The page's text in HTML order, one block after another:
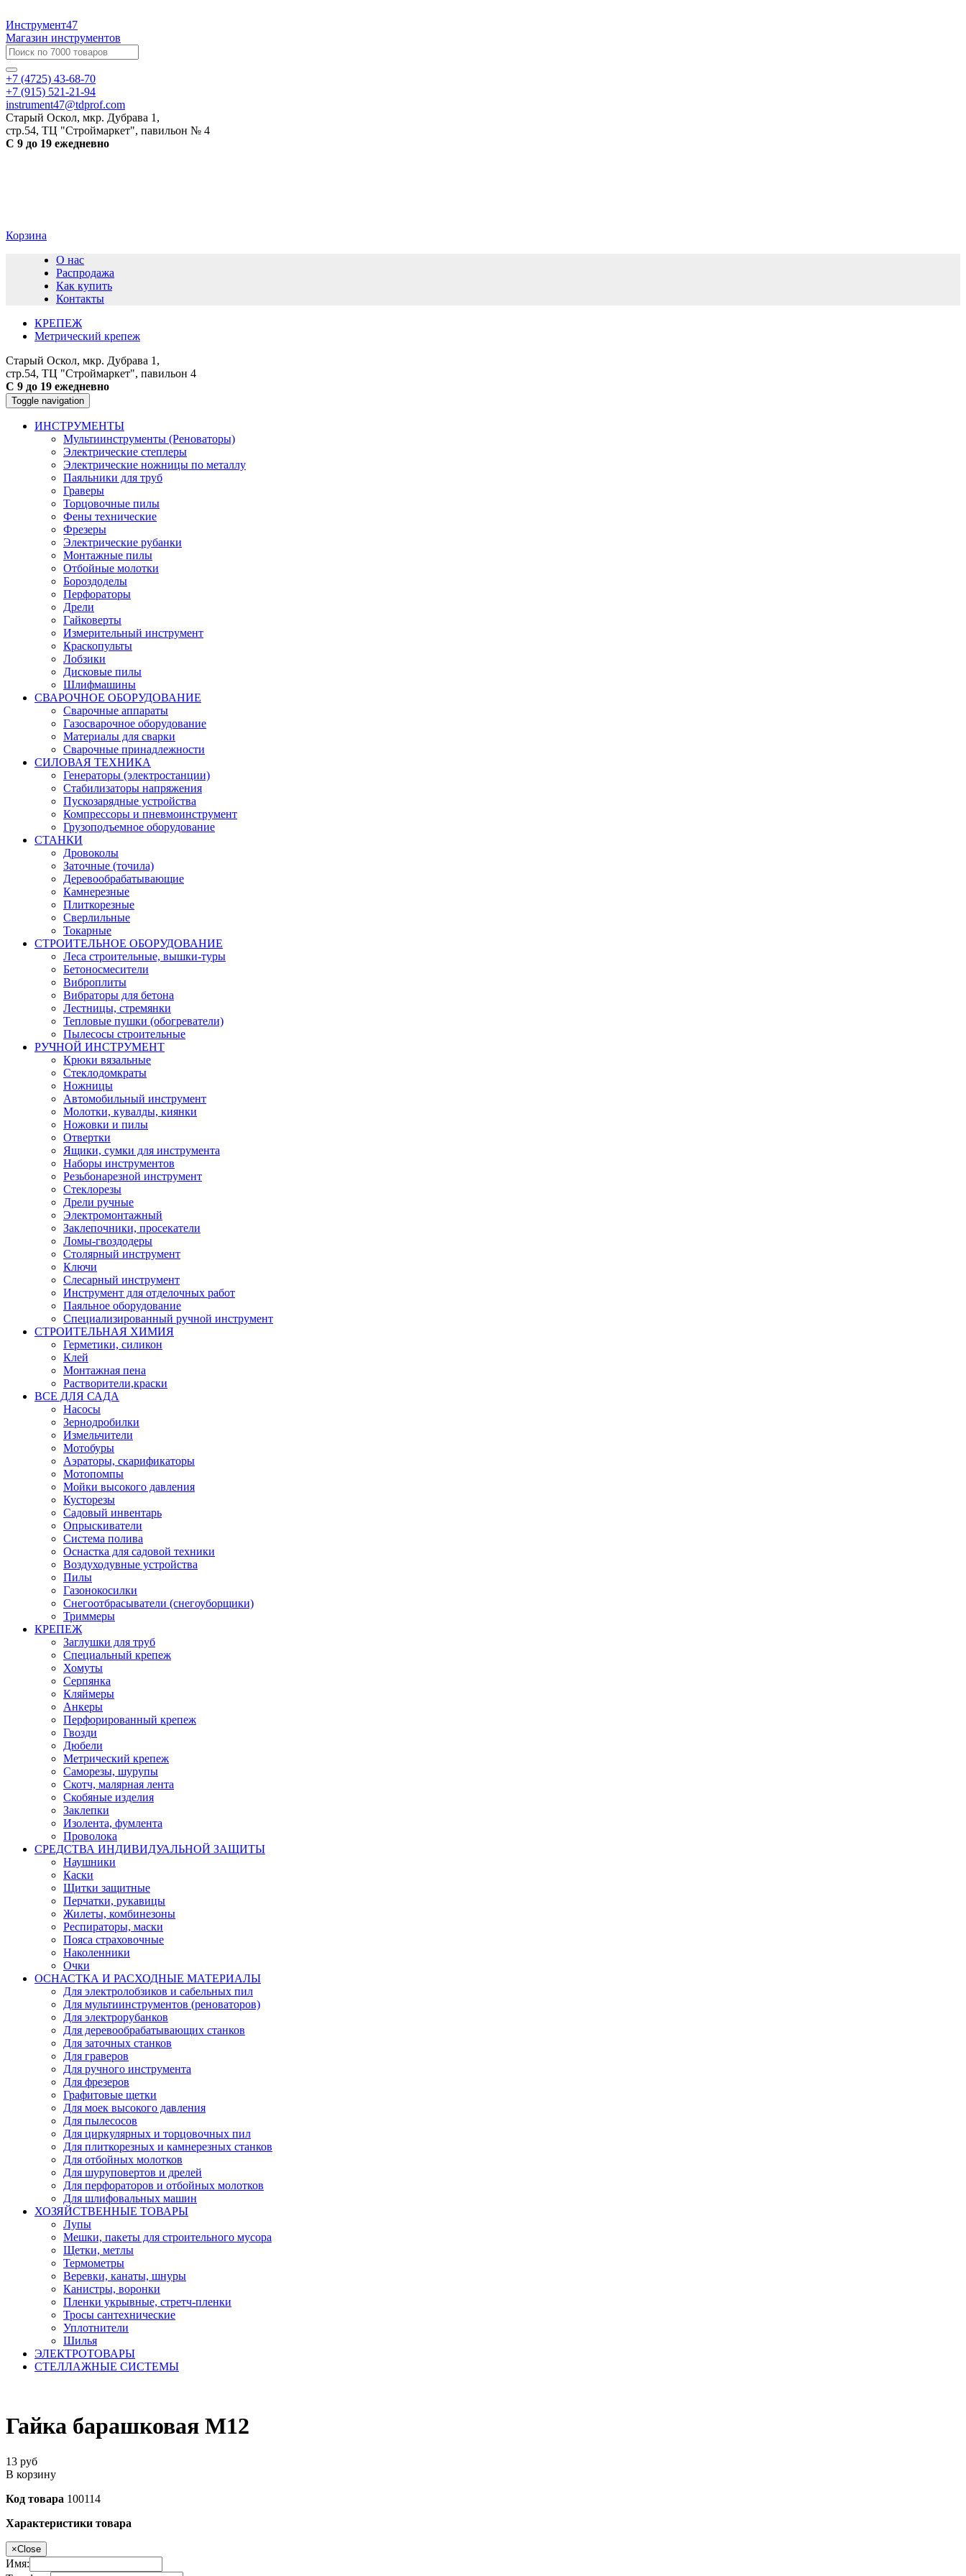
Инструмент47
Магазин инструментов
+7 (4725) 43-68-70
+7 (915) 521-21-94
instrument47@tdprof.com
Старый Оскол, мкр. Дубрава 1,
стр.54, ТЦ "Строймаркет", павильон № 4
С 9 до 19 ежедневно
Корзина
О нас
Распродажа
Как купить
Контакты
КРЕПЕЖ
Метрический крепеж
Старый Оскол, мкр. Дубрава 1,
стр.54, ТЦ "Строймаркет", павильон 4
С 9 до 19 ежедневно
Toggle navigation
ИНСТРУМЕНТЫ
Мультиинструменты (Реноваторы)
Электрические степлеры
Электрические ножницы по металлу
Паяльники для труб
Граверы
Торцовочные пилы
Фены технические
Фрезеры
Электрические рубанки
Монтажные пилы
Отбойные молотки
Бороздоделы
Перфораторы
Дрели
Гайковерты
Измерительный инструмент
Краскопульты
Лобзики
Дисковые пилы
Шлифмашины
СВАРОЧНОЕ ОБОРУДОВАНИЕ
Сварочные аппараты
Газосварочное оборудование
Материалы для сварки
Сварочные принадлежности
СИЛОВАЯ ТЕХНИКА
Генераторы (электростанции)
Стабилизаторы напряжения
Пускозарядные устройства
Компрессоры и пневмоинструмент
Грузоподъемное оборудование
СТАНКИ
Дровоколы
Заточные (точила)
Деревообрабатывающие
Камнерезные
Плиткорезные
Сверлильные
Токарные
СТРОИТЕЛЬНОЕ ОБОРУДОВАНИЕ
Леса строительные, вышки-туры
Бетоносмесители
Виброплиты
Вибраторы для бетона
Лестницы, стремянки
Тепловые пушки (обогреватели)
Пылесосы строительные
РУЧНОЙ ИНСТРУМЕНТ
Крюки вязальные
Стеклодомкраты
Ножницы
Автомобильный инструмент
Молотки, кувалды, киянки
Ножовки и пилы
Отвертки
Ящики, сумки для инструмента
Наборы инструментов
Резьбонарезной инструмент
Стеклорезы
Дрели ручные
Электромонтажный
Заклепочники, просекатели
Ломы-гвоздодеры
Столярный инструмент
Ключи
Слесарный инструмент
Инструмент для отделочных работ
Паяльное оборудование
Специализированный ручной инструмент
СТРОИТЕЛЬНАЯ ХИМИЯ
Герметики, силикон
Клей
Монтажная пена
Растворители,краски
ВСЕ ДЛЯ САДА
Насосы
Зернодробилки
Измельчители
Мотобуры
Аэраторы, скарификаторы
Мотопомпы
Мойки высокого давления
Кусторезы
Садовый инвентарь
Опрыскиватели
Система полива
Оснастка для садовой техники
Воздуходувные устройства
Пилы
Газонокосилки
Снегоотбрасыватели (снегоуборщики)
Триммеры
КРЕПЕЖ
Заглушки для труб
Специальный крепеж
Хомуты
Серпянка
Кляймеры
Анкеры
Перфорированный крепеж
Гвозди
Дюбели
Метрический крепеж
Саморезы, шурупы
Скотч, малярная лента
Скобяные изделия
Заклепки
Изолента, фумлента
Проволока
СРЕДСТВА ИНДИВИДУАЛЬНОЙ ЗАЩИТЫ
Наушники
Каски
Щитки защитные
Перчатки, рукавицы
Жилеты, комбинезоны
Респираторы, маски
Пояса страховочные
Наколенники
Очки
ОСНАСТКА И РАСХОДНЫЕ МАТЕРИАЛЫ
Для электролобзиков и сабельных пил
Для мультиинструментов (реноваторов)
Для электрорубанков
Для деревообрабатывающих станков
Для заточных станков
Для граверов
Для ручного инструмента
Для фрезеров
Графитовые щетки
Для моек высокого давления
Для пылесосов
Для циркулярных и торцовочных пил
Для плиткорезных и камнерезных станков
Для отбойных молотков
Для шуруповертов и дрелей
Для перфораторов и отбойных молотков
Для шлифовальных машин
ХОЗЯЙСТВЕННЫЕ ТОВАРЫ
Лупы
Мешки, пакеты для строительного мусора
Щетки, метлы
Термометры
Веревки, канаты, шнуры
Канистры, воронки
Пленки укрывные, стретч-пленки
Тросы сантехнические
Уплотнители
Шилья
ЭЛЕКТРОТОВАРЫ
СТЕЛЛАЖНЫЕ СИСТЕМЫ
Гайка барашковая М12
13 руб
В корзину
Код товара 100114
Характеристики товара
×Close
Имя: